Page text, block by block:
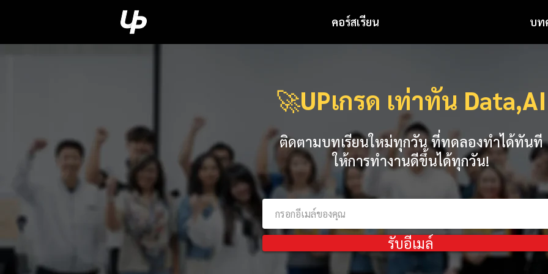
คอร์สเรียน บท
🚀UPเกรด เท่าทัน Data,AI
ติดตามบทเรียนใหม่ทุกวัน ที่ทดลองทำได้ทันที
ให้การทำงานดีขึ้นได้ทุกวัน!
รับอีเมล์